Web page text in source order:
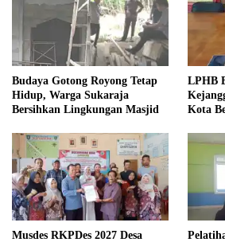
Budaya Gotong Royong Tetap
Hidup, Warga Sukaraja
Bersihkan Lingkungan Masjid
LPHB
Kota
Musdes RKPDes 2027 Desa